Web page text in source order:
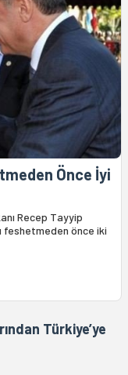
Önce İyi
Recep Tayyip
feshetmeden önce iki
Türkiye’ye